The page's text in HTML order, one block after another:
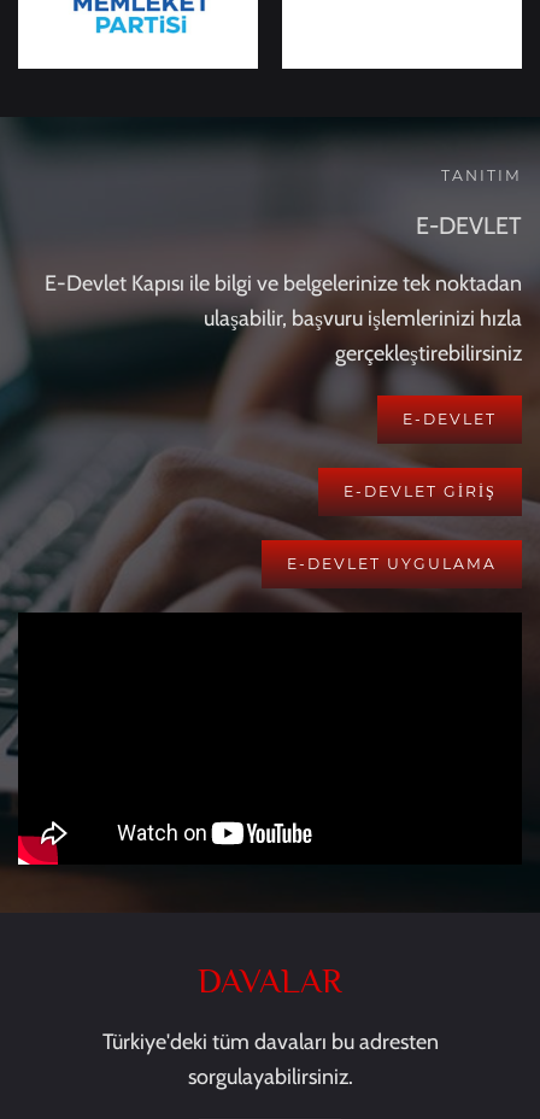
TANITIM
E-DEVLET
E-Devlet Kapısı ile bilgi ve belgelerinize tek noktadan
ulaşabilir, başvuru işlemlerinizi hızla
gerçekleştirebilirsiniz
E-DEVLET
E-DEVLET GİRİŞ
E-DEVLET UYGULAMA
DAVALAR
Türkiye'deki tüm davaları bu adresten
sorgulayabilirsiniz.